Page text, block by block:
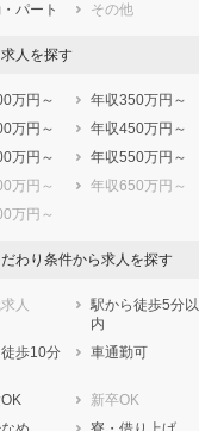
パート
その他
人を探す
万円～
年収350万円～
万円～
年収450万円～
万円～
年収550万円～
万円～
年収650万円～
万円～
わり条件から求人を探す
人
駅から徒歩5分以
内
歩10分
車通勤可
新卒OK